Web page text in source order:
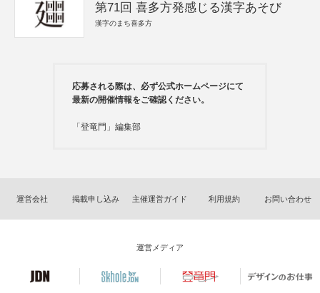
第71回 喜多方発感じる漢字あそび
漢字のまち喜多方
応募される際は、必ず公式ホームページにて
最新の開催情報をご確認ください。
「登竜門」編集部
運営会社 掲載申し込み 主催運営ガイド 利用規約 お問い合わせ
運営メディア